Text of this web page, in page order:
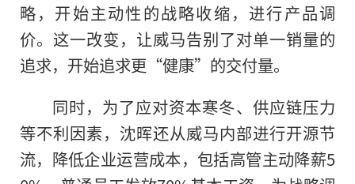
略，开始主动性的战略收缩，进行产品调
价。这一改变，让威马告别了对单一销量的
追求，开始追求更“健康”的交付量。
同时，为了应对资本寒冬、供应链压力
等不利因素，沈晖还从威马内部进行开源节
流，降低企业运营成本，包括高管主动降薪5